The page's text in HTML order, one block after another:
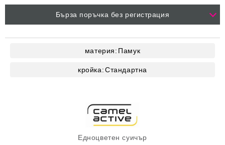
Едноцветен суичър
Бърза поръчка без регистрация
материя: Памук
кройка:Стандартна